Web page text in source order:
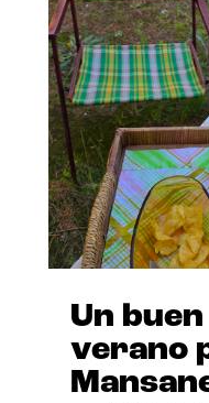
Un
verano